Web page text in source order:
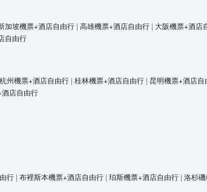
加坡機票+酒店自由行 | 高雄機票+酒店自由行 | 大阪機票+酒店
自由行
杭州機票+酒店自由行 | 桂林機票+酒店自由行 | 昆明機票+酒店自
店自由行
行 | 布裡斯本機票+酒店自由行 | 珀斯機票+酒店自由行 | 洛杉